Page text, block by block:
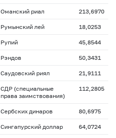
Оманский риал 213,6970
Румынский лей 18,0253
Рупий 45,8544
Рэндов 50,3431
Саудовский риял 21,9111
СДР (специальные
права заимствования)
112,2805
Сербских динаров 80,6975
Сингапурский доллар 64,0724